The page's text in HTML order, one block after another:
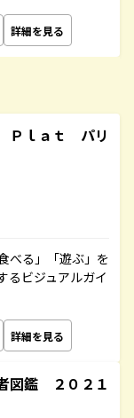
詳細を見る
Ｐｌａｔ パリ
べる」「遊ぶ」を
るビジュアルガイ
詳細を見る
図鑑 ２０２１